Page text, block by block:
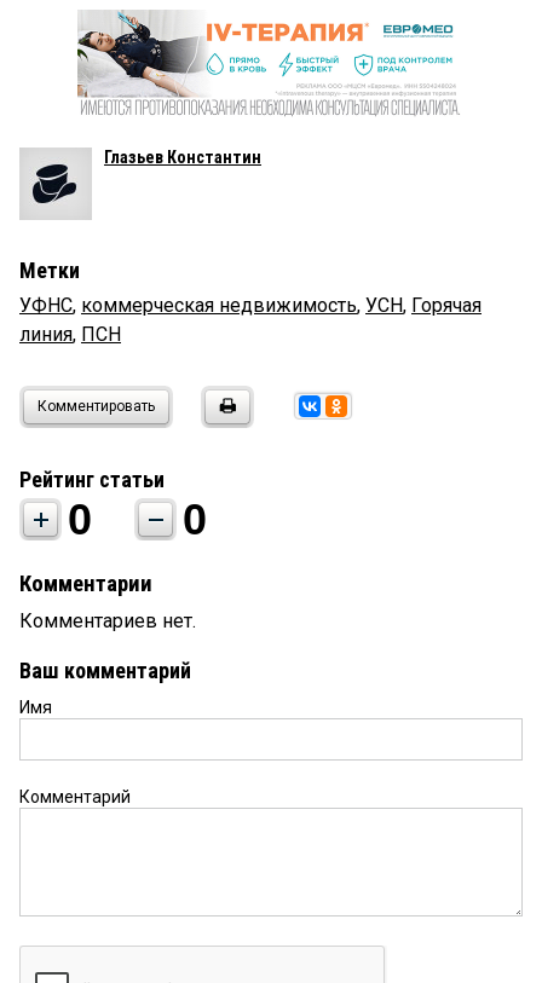
Глазьев Константин
Метки
УФНС, коммерческая недвижимость, УСН, Горячая
линия, ПСН
Комментировать
Рейтинг статьи
0 0
Комментарии
Комментариев нет.
Ваш комментарий
Имя
Комментарий